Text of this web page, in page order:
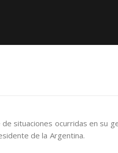
situaciones ocurridas en su
de la Argentina.